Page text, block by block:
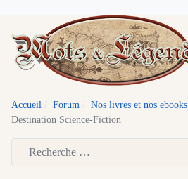
Accueil Forum
Nos livres et nos ebooks
Destination Science-Fiction